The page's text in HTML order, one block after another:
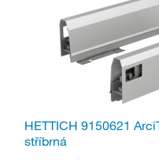
HETTICH 9150621
stříbrná